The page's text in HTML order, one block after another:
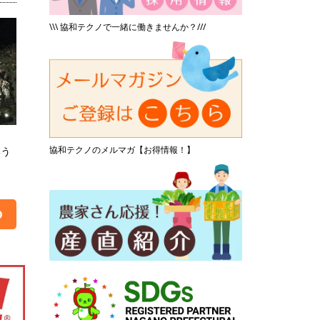
\\\ 協和テクノで一緒に働きませんか？///
協和テクノのメルマガ【お得情報！】